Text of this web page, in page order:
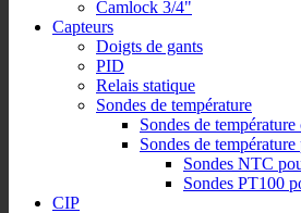
Camlock 3/4"
Capteurs
Doigts de gants
PID
Relais statique
Sondes de température
Sondes de température
Sondes de
Sondes NTC
Sondes PT100
CIP